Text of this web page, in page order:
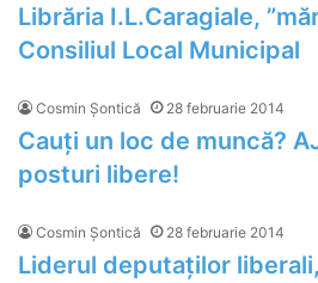
Librăria I.L.Caragiale,
Consiliul Local Municipal
Cosmin Șontică 28 februarie 2014
Cauți un loc de muncă?
posturi libere!
Cosmin Șontică 28 februarie 2014
Liderul deputaților